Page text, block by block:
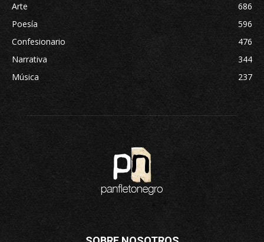
Arte
686
Poesía
596
Confesionario
476
Narrativa
344
Música
237